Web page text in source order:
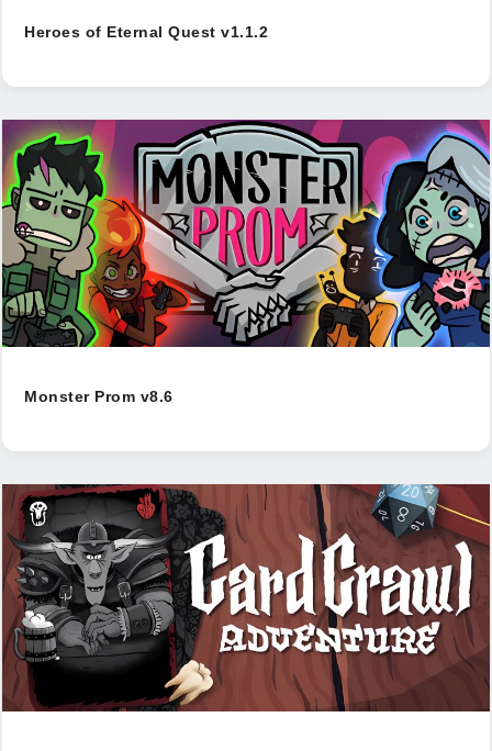
Heroes of Eternal Quest v1.1.2
Monster Prom v8.6